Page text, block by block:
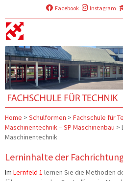
Facebook Instagram
Home > Schulformen > Fachschule für
Maschinentechnik – SP Maschinenbau >
Maschinentechnik
Lerninhalte der
Im Lern­feld 1 ler­nen Sie die Metho­den